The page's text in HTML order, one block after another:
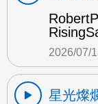
2026/07/
星光燦